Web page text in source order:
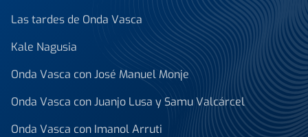
Las tardes de Onda Vasca
Kale Nagusia
Onda Vasca con José Manuel Monje
Onda Vasca con Juanjo Lusa y Samu Valcárcel
Onda Vasca con Imanol Arruti